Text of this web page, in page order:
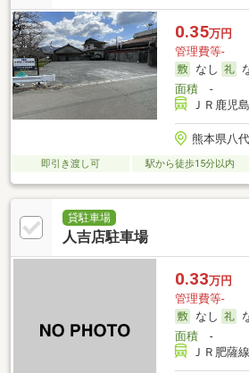
0.35万円
管理費等-
なし
面積-
ＪＲ鹿児
熊本県八
即引き渡し可 駅から徒歩15分以内
貸駐車場
人吉店駐車場
0.33万円
管理費等-
なし
面積-
ＪＲ肥薩